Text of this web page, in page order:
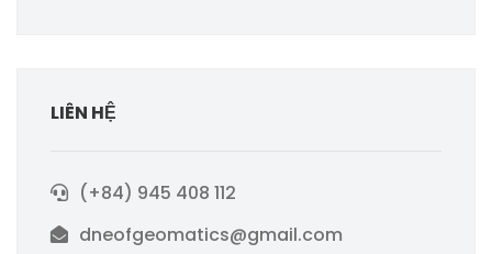
LIÊN HỆ
(+84) 945 408 112
dneofgeomatics@gmail.com